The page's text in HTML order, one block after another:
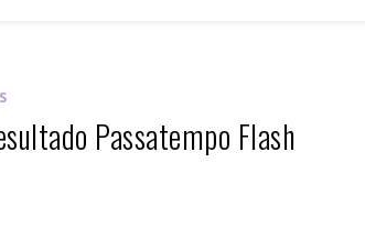
Passatempo Flash